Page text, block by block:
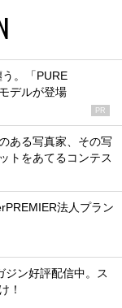
う。「PURE
デルが登場
PR
ある写真家、その写
トをあてるコンテス
法人プラン
ジン好評配信中。ス
！